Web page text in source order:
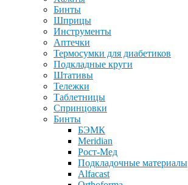
Бинты
Шприцы
Инструменты
Аптечки
Термосумки для диабетиков
Подкладные круги
Штативы
Тележки
Таблетницы
Спринцовки
Бинты
БЭМК
Meridian
Рост-Мед
Подкладочные материалы
Alfacast